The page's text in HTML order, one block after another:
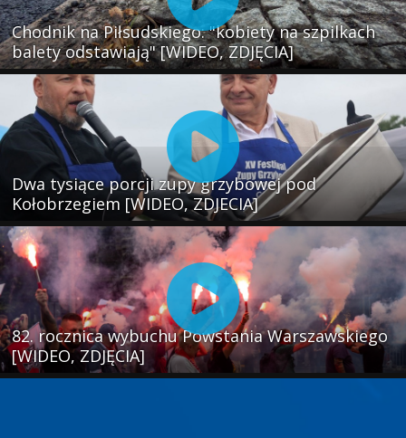
Chodnik na Piłsudskiego: "kobiety na szpilkach
balety odstawiają" [WIDEO, ZDJĘCIA]
Dwa tysiące porcji zupy grzybowej pod
Kołobrzegiem [WIDEO, ZDJECIA]
82. rocznica wybuchu Powstania Warszawskiego
[WIDEO, ZDJĘCIA]